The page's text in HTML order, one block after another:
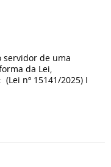
servidor de uma
da Lei,
nº 15141/2025) I